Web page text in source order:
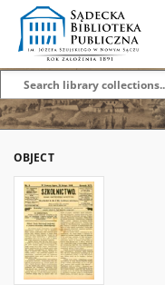
OBJECT